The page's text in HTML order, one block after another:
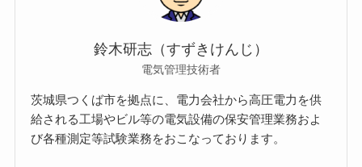
鈴木研志（すずきけんじ）
電気管理技術者
茨城県つくば市を拠点に、電力会社から高圧電力を供
給される工場やビル等の電気設備の保安管理業務およ
び各種測定等試験業務をおこなっております。